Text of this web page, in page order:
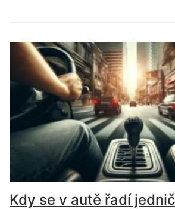
Kdy se v autě řadí